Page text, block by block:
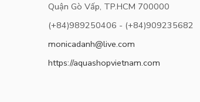
Quận Gò Vấp, TP.HCM 700000
(+84)989250406 - (+84)909235682
monicadanh@live.com
https://aquashopvietnam.com